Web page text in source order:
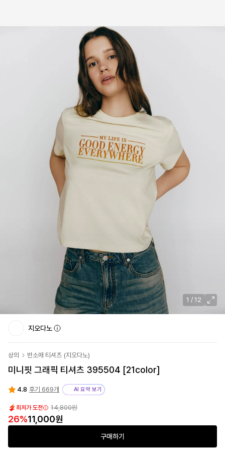
1 / 12
지오다노
상의 반소매 티셔츠 (지오다노)
미니핏 그래픽 티셔츠 395504 [21color]
4.8 후기 669개 AI 요약 보기
최저가 도전 14,800원
26%11,000원
구매하기